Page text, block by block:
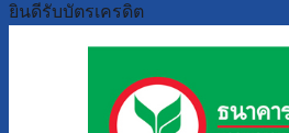
ยินดีรับบัตรเครดิต